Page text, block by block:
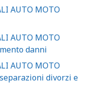
AUTO MOTO
AUTO MOTO
danni
AUTO MOTO
divorzi e